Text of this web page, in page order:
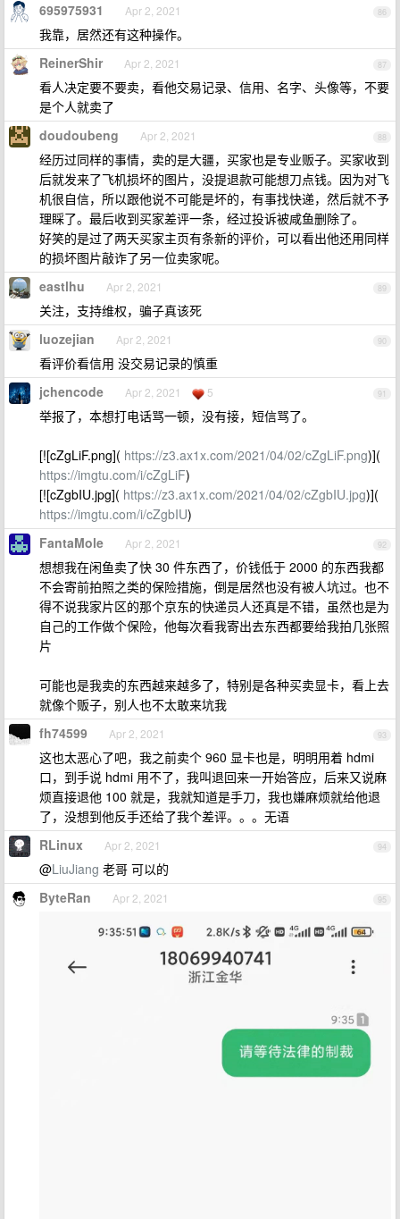
86
695975931 Apr 2, 2021
我靠，居然还有这种操作。
87
ReinerShir Apr 2, 2021
看人决定要不要卖，看他交易记录、信用、名字、头像等，不要
是个人就卖了
88
doudoubeng Apr 2, 2021
经历过同样的事情，卖的是大疆，买家也是专业贩子。买家收到
后就发来了飞机损坏的图片，没提退款可能想刀点钱。因为对飞
机很自信，所以跟他说不可能是坏的，有事找快递，然后就不予
理睬了。最后收到买家差评一条，经过投诉被咸鱼删除了。
好笑的是过了两天买家主页有条新的评价，可以看出他还用同样
的损坏图片敲诈了另一位卖家呢。
89
eastlhu Apr 2, 2021
关注，支持维权，骗子真该死
90
luozejian Apr 2, 2021
看评价看信用 没交易记录的慎重
91
jchencode Apr 2, 2021 5
举报了，本想打电话骂一顿，没有接，短信骂了。
[![cZgLiF.png]( https://z3.ax1x.com/2021/04/02/cZgLiF.png)](
https://imgtu.com/i/cZgLiF)
[![cZgbIU.jpg]( https://z3.ax1x.com/2021/04/02/cZgbIU.jpg)](
https://imgtu.com/i/cZgbIU)
92
FantaMole Apr 2, 2021
想想我在闲鱼卖了快 30 件东西了，价钱低于 2000 的东西我都
不会寄前拍照之类的保险措施，倒是居然也没有被人坑过。也不
得不说我家片区的那个京东的快递员人还真是不错，虽然也是为
自己的工作做个保险，他每次看我寄出去东西都要给我拍几张照
片
可能也是我卖的东西越来越多了，特别是各种买卖显卡，看上去
就像个贩子，别人也不太敢来坑我
93
fh74599 Apr 2, 2021
这也太恶心了吧，我之前卖个 960 显卡也是，明明用着 hdmi
口，到手说 hdmi 用不了，我叫退回来一开始答应，后来又说麻
烦直接退他 100 就是，我就知道是手刀，我也嫌麻烦就给他退
了，没想到他反手还给了我个差评。。。无语
94
RLinux Apr 2, 2021
@LiuJiang 老哥 可以的
95
ByteRan Apr 2, 2021